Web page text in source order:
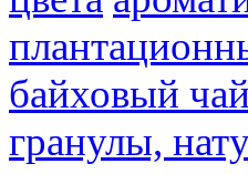
байховый
гранулы,